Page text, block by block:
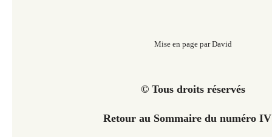
Mise en page par David
© Tous droits réservés
Retour au Sommaire du numéro